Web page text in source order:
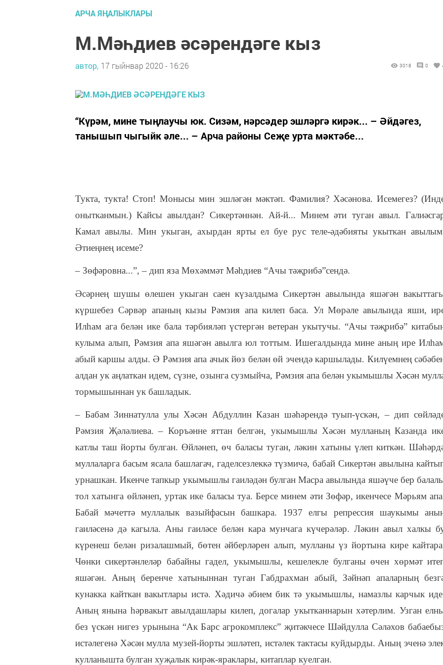
АРЧА ЯҢАЛЫКЛАРЫ
М.Мәһдиев әсәрендәге кыз
автор, 17 гыйнвар 2020 - 16:26 3018 0
“Күрәм, мине тыңлаучы юк. Сизәм, нәрсәдер эшләргә кирәк... – Әйдәгез,
танышып чыгыйк әле... – Арча районы Сеҗе урта мәктәбе...
Тукта, тукта! Стоп! Монысы мин эшләгән мәктәп. Фамилия? Хәсәнова. Исемегез?
онытканмын.) Кайсы авылдан? Сикертәннән. Ай-й... Минем әти туган авыл.
Камал авылы. Мин укыган, ахырдан ярты ел буе рус теле-әдәбияты укыткан
Әтиеңнең исеме?
– Зөфәровна...”, – дип яза Мөхәммәт Мәһдиев “Ачы тәҗрибә”сендә.
Әсәрнең шушы өлешен укыган саен күзалдыма Сикертән авылында яшәгән
күршебез Сәрвәр апаның кызы Рәмзия апа килеп баса. Ул Мөрәле авылында яши,
Илһам ага белән ике бала тәрбияләп үстергән ветеран укытучы. “Ачы тәҗрибә”
кулыма алып, Рәмзия апа яшәгән авылга юл тоттым. Ишегалдында мине аның ире
абый каршы алды. Ә Рәмзия апа ачык йөз белән өй эчендә каршылады. Килүемнең
алдан ук аңлаткан идем, сүзне, озынга сузмыйча, Рәмзия апа белән укымышлы Хәсән
тормышыннан ук башладык.
– Бабам Зиннатулла улы Хәсән Абдуллин Казан шәһәрендә туып-үскән, – дип
Рәмзия Җәләлиева. – Коръәнне яттан белгән, укымышлы Хәсән мулланың Казанда
катлы таш йорты булган. Өйләнеп, өч баласы туган, ләкин хатыны үлеп киткән.
муллаларга басым ясала башлагач, гаделсезлеккә түзмичә, бабай Сикертән авылына
урнашкан. Икенче тапкыр укымышлы гаиләдән булган Масра авылында яшәүче бер
тол хатынга өйләнеп, уртак ике баласы туа. Берсе минем әти Зөфәр, икенчесе Мәрьям
Бабай мәчеттә муллалык вазыйфасын башкара. 1937 елгы репрессия шаукымы
гаиләсенә дә кагыла. Аны гаиләсе белән кара мунчага күчерәләр. Ләкин авыл халкы
күренеш белән ризалашмый, бөтен әйберләрен алып, мулланы үз йортына кире
Чөнки сикертәнлеләр бабайны гадел, укымышлы, кешелекле булганы өчен хөрмәт
яшәгән. Аның беренче хатыныннан туган Габдрахман абый, Зәйнәп апаларның
кунакка кайткан вакытлары истә. Хәдичә әбием бик тә укымышлы, намазлы карчык
Аның янына һәрвакыт авылдашлары килеп, догалар укытканнарын хәтерлим. Узган
без үскән нигез урынына “Ак Барс агрокомплекс” җитәкчесе Шәйдулла Сәләхов
истәлегенә Хәсән мулла музей-йорты эшләтеп, истәлек тактасы куйдырды. Аның эченә
кулланышта булган хуҗалык кирәк-яраклары, китаплар куелган.